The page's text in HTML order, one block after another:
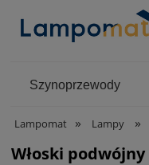
Szynoprzewody
Lampomat » Lampy »
Włoski